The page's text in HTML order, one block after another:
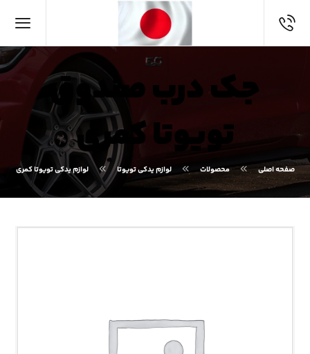
جک درب صندوق
تویوتا کمری
صفحه اصلی محصولات لوازم یدکی تویوتا لوازم یدکی تویوتا کمری